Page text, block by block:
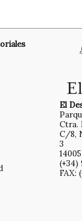
El
Ctra.
C/8,
3
(+34)
FAX: